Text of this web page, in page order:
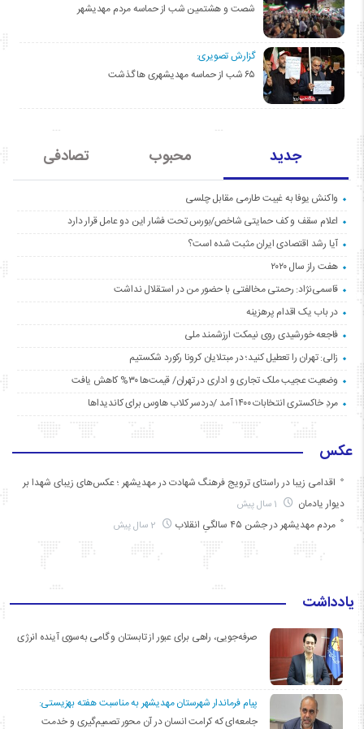
شصت و هشتمین شب از حماسه مردم مهدیشهر
گزارش تصویری:
۶۵ شب از حماسه مهدیشهری ها گذشت
جدید محبوب تصادفی
واکنش یوفا به غیبت طارمی مقابل چلسی
اعلام سقف و کف حمایتی شاخص/بورس تحت فشار این دو عامل قرار دارد
آیا رشد اقتصادی ایران مثبت شده است؟
هفت راز سال ۲۰۲۰
قاسمی‌نژاد: رحمتی مخالفتی با حضور من در استقلال نداشت
در باب یک اقدام پرهزینه
فاجعه خورشیدی روی نیمکت ارزشمند ملی
زالی: تهران را تعطیل کنید؛ در مبتلایان کرونا رکورد شکستیم
وضعیت عجیب ملک تجاری و اداری در تهران/ قیمت‌ها ۳۰% کاهش یافت
مردِ خاکستری انتخابات ۱۴۰۰ آمد /دردسر کلاب هاوس برای کاندیداها
عکس
اقدامی زیبا در راستای ترویج فرهنگ شهادت در مهدیشهر ؛ عکس‌های زیبای شهدا بر
دیوار یادمان
مردم مهدیشهر در جشن ۴۵ سالگیِ انقلاب
یادداشت
صرفه‌جویی، راهی برای عبور از تابستان و گامی به‌سوی آینده انرژی
پیام فرماندار شهرستان مهدیشهر به مناسبت هفته بهزیستی:
جامعه‌ای که کرامت انسان در آن محور تصمیم‌گیری و خدمت